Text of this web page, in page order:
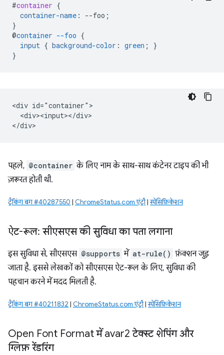
#container {
container-name : --foo ;
}
@container --foo {
input { background-color : green ;
}
}
<div id="container">
  <div><input></div>
पहले, @container के लिए नाम के साथ-साथ कंटेनर टाइप की भी
ज़रूरत होती थी.
ट्रैकिंग बग #40287550 | ChromeStatus.com एंट्री|स्पेसिफ़िकेशन
ऐट-रूल: सीएसएस की सुविधा का पता लगाना
इस सुविधा से, सीएसएस @supports में at-rule() फ़ंक्शन जुड़
जाता है. इससे लेखकों को सीएसएस ऐट-रूल के लिए, सुविधा की
पहचान करने में मदद मिलती है.
ट्रैकिंग बग #40211832 | ChromeStatus.com एंट्री|स्पेसिफ़िकेशन
Open Font Format में avar2 टेक्स्ट शेपिंग और
ग्लिफ़ रेंडरिंग